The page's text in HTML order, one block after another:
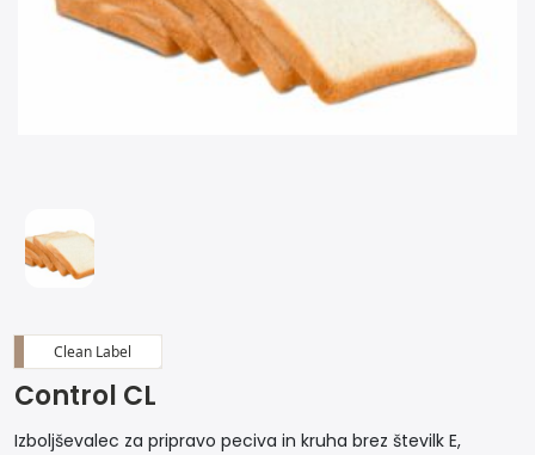
Clean Label
Control CL
Izboljševalec za pripravo peciva in kruha brez številk E,